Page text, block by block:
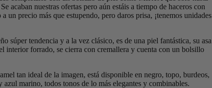
acaban nuestras ofertas pero aún estáis a tiempo de haceros con
un precio más que estupendo, pero daros prisa, ¡tenemos unidades
súper tendencia y a la vez clásico, es de una piel fantástica, su asa
interior forrado, se cierra con cremallera y cuenta con un bolsillo
tan ideal de la imagen, está disponible en negro, topo, burdeos,
azul marino, todos tonos de lo más elegantes y combinables.